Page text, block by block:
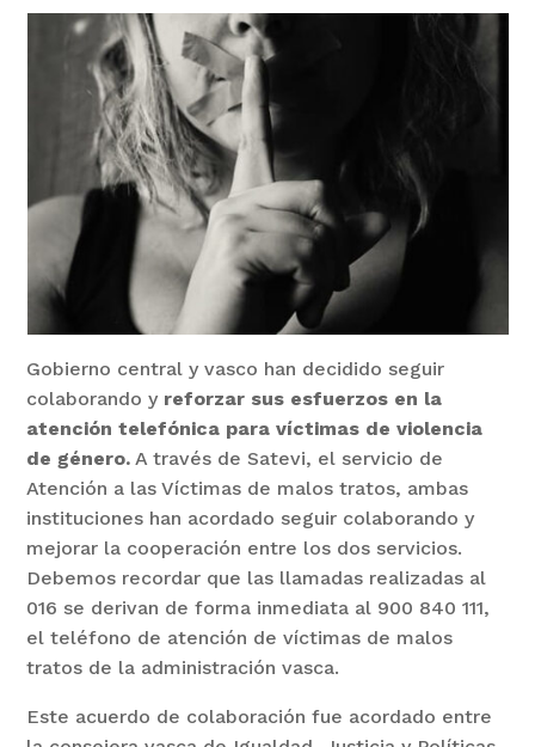
Gobierno central y vasco han decidido seguir
colaborando y reforzar sus esfuerzos en la
atención telefónica para víctimas de violencia
de género. A través de Satevi, el servicio de
Atención a las Víctimas de malos tratos, ambas
instituciones han acordado seguir colaborando y
mejorar la cooperación entre los dos servicios.
Debemos recordar que las llamadas realizadas al
016 se derivan de forma inmediata al 900 840 111,
el teléfono de atención de víctimas de malos
tratos de la administración vasca.
Este acuerdo de colaboración fue acordado entre